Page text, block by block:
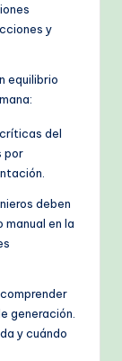
y
equilibrio
del
por
deben
en la
generación.
y cuándo